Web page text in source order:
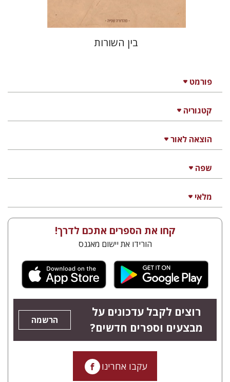
פורמט
קטגוריה
הוצאה לאור
שפה
מלאי
בין השורות
קחו את הספרים אתכם לדרך!
הורידו את יישום מאגנס
רוצים לקבל עדכונים על
מבצעים וספרים חדשים?
הרשמה
עקבו אחרינו